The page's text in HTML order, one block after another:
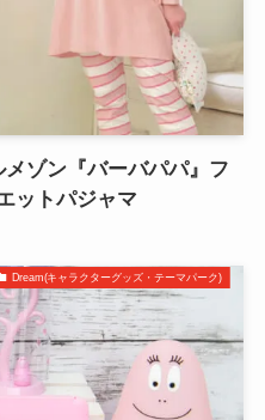
ゾン『バーバパパ』フ
ットパジャマ
Dream(キャラクターグッズ・テーマパーク)